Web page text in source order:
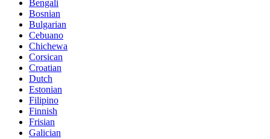
Bengali
Bosnian
Bulgarian
Cebuano
Chichewa
Corsican
Croatian
Dutch
Estonian
Filipino
Finnish
Frisian
Galician